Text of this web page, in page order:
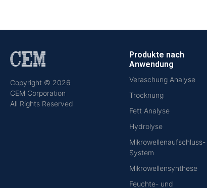
Copyright © 2026
CEM Corporation
All Rights Reserved
Produkte nach
Anwendung
Veraschung Analyse
Trocknung
Fett Analyse
Hydrolyse
Mikrowellenaufschluss-
System
Mikrowellensynthese
Feuchte- und